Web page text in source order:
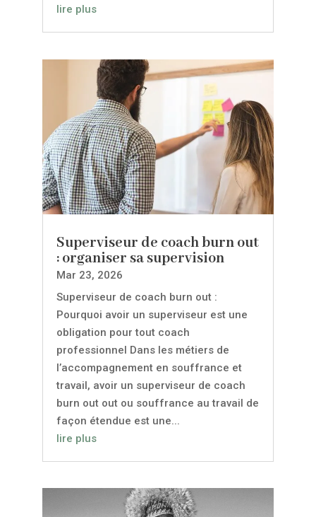
lire plus
Superviseur de coach burn out
: organiser sa supervision
Mar 23, 2026
Superviseur de coach burn out :
Pourquoi avoir un superviseur est une
obligation pour tout coach
professionnel Dans les métiers de
l’accompagnement en souffrance et
travail, avoir un superviseur de coach
burn out out ou souffrance au travail de
façon étendue est une...
lire plus